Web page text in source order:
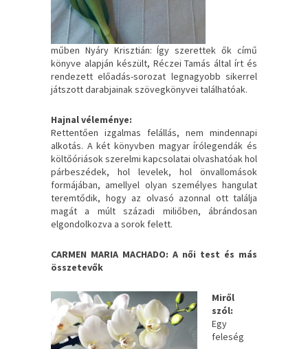
műben Nyáry Krisztián: Így szerettek ők című
könyve alapján készült, Réczei Tamás által írt és
rendezett előadás-sorozat legnagyobb sikerrel
játszott darabjainak szövegkönyvei találhatóak.
Hajnal véleménye:
Rettentően izgalmas felállás, nem mindennapi
alkotás. A két könyvben magyar írólegendák és
költőóriások szerelmi kapcsolatai olvashatóak hol
párbeszédek, hol levelek, hol önvallomások
formájában, amellyel olyan személyes hangulat
teremtődik, hogy az olvasó azonnal ott találja
magát a múlt századi miliőben, ábrándosan
elgondolkozva a sorok felett.
CARMEN MARIA MACHADO: A ​női test és más
összetevők
Miről
szól:
Egy
feleség